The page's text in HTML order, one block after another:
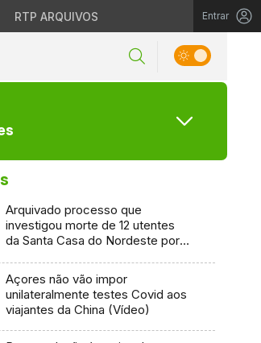
RTP ARQUIVOS Entrar
Arquivado processo que
investigou morte de 12 utentes
da Santa Casa do Nordeste por
Açores não vão impor
unilateralmente testes Covid aos
viajantes da China (Vídeo)